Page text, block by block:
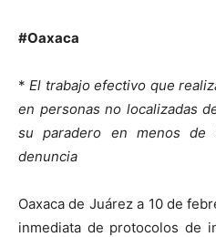
#Oaxaca
*El trabajo efectivo que
en personas no localizadas
su paradero en menos
denuncia
Oaxaca de Juárez a 10 de
inmediata de protocolos de